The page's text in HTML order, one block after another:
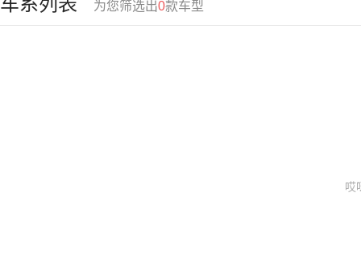
为您筛选出0款车型
哎